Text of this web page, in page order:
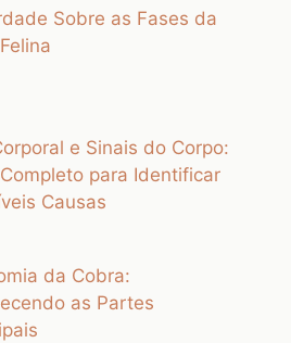
Sobre as Fases da
e Sinais do Corpo:
para Identificar
Causas
da Cobra:
as Partes